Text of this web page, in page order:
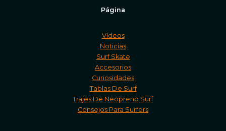
Página
Vídeos
Noticias
Surf Skate
Accesorios
Curiosidades
Tablas De Surf
Trajes De Neopreno Surf
Consejos Para Surfers